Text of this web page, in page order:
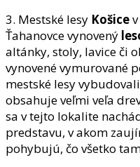
3. Mestské lesy Košice
Ťahanovce vynovený
altánky, stoly, lavice či
vynovené vymurované
mestské lesy
obsahuje veľmi veľa
sa v tejto lokalite
predstavu, v akom
pohybujú, čo všetko